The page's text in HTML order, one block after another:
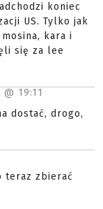
koniec
US. Tylko jak
kara i
się za lee
@ 19:11
dostać, drogo,
teraz zbierać